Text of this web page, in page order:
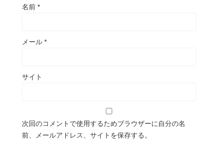
名前 *
メール *
サイト
次回のコメントで使用するためブラウザーに自分の名
前、メールアドレス、サイトを保存する。